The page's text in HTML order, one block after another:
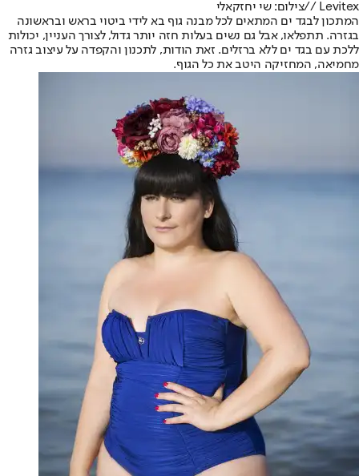
Levitex //
צילום: שי יחזקאלי
המתכון לבגד ים המתאים לכל מבנה גוף בא לידי ביטוי בראש ובראשונה
בגזרה. תתפלאו, אבל גם נשים בעלות חזה יותר גדול, לצורך העניין, יכולות
ללכת עם בגד ים ללא ברזלים. זאת הודות, לתכנון והקפדה על עיצוב גזרה
מחמיאה, המחזיקה היטב את כל הגוף.